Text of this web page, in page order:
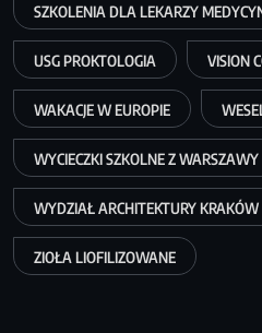
SZKOLENIA DLA LEKARZY
USG PROKTOLOGIA VISION
WAKACJE W EUROPIE
WYCIECZKI SZKOLNE Z WARSZAWY
WYDZIAŁ ARCHITEKTURY KRAKÓW
ZIOŁA LIOFILIZOWANE